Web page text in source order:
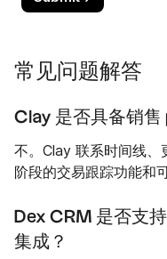
常见问题解答
Clay 是否具备销售
不。Clay 联系时间线、
阶段的交易跟踪功能和
Dex CRM 是否支
集成？